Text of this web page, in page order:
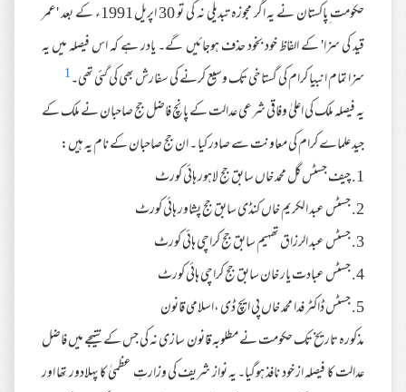
حکومت ِپاکستان نے یہ اگر مجوزہ تبدیلی نہ کی تو 30 اپریل 1991ء کے بعد 'عمر
قید کی سزا' کے الفاظ خود بخود حذف ہوجائیں گے۔ یادر ہے کہ اس فیصلہ میں یہ
سزا تمام انبیا کرام کی گستاخی تک وسیع کرنے کی سفارش بھی کی گئی تھی۔1
یہ فیصلہ ملک کی اعلیٰ وفاقی شرعی عدالت کے پانچ فاضل جج صاحبان نے ملک کے
جید علماے کرام کی معاونت سے صادر کیا ۔ ان جج صاحبان کے نام یہ ہیں:
1. چیف جسٹس گل محمد خاں سابق جج لاہور ہائی کورٹ
2. جسٹس عبد الکریم خاں کنڈی سابق جج پشاور ہائی کورٹ
3. جسٹس عبد الرزاق تھہیم سابق جج کراچی ہائی کورٹ
4. جسٹس عبادت یار خان سابق جج کراچی ہائی کورٹ
5. جسٹس ڈاکٹر فدا محمد خاں پی ایچ ڈی ،اسلامی قانون
مذکورہ تاریخ تک حکومت نے مطلوبہ قانون سازی نہ کی جس کے نتیجے میں فاضل
عدالت کا فیصلہ از خود نافذ ہوگیا۔ یہ نواز شریف کی وزارتِ عظمیٰ کا پہلادور تھا اور